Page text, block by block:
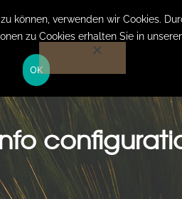
Website
LEISTUNGEN KOSTEN
verwenden wir Cookies.
zu Cookies erhalten Sie in
OK